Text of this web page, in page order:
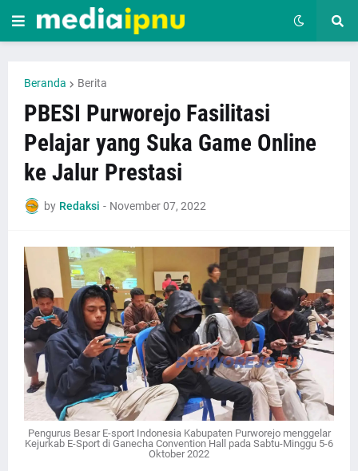
Beranda Berita
PBESI Purworejo Fasilitasi
Pelajar yang Suka Game Online
ke Jalur Prestasi
by Redaksi - November 07, 2022
Pengurus Besar E-sport Indonesia Kabupaten Purworejo menggelar
Kejurkab E-Sport di Ganecha Convention Hall pada Sabtu-Minggu 5-6
Oktober 2022